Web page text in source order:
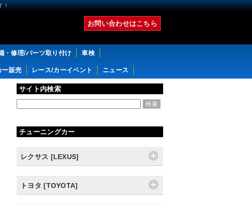
！
お問い合わせはこちら
・修理/パーツ取り付け 車検
ー販売 レース/カーイベント ニュース
サイト内検索
チューニングカー
レクサス [LEXUS]
トヨタ [TOYOTA]